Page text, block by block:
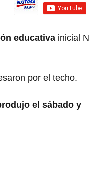
educativa inicial N
por el techo.
el sábado y